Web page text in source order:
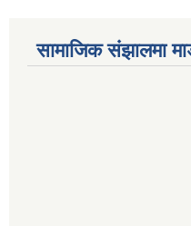
सामाजिक संझालमा